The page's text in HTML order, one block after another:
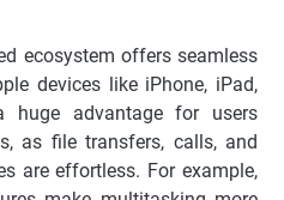
ecosystem offers seamless
devices like iPhone, iPad,
advantage for users
as file transfers, calls, and
are effortless. For example,